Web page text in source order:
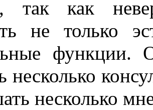
так как
не только
функции.
несколько
несколько